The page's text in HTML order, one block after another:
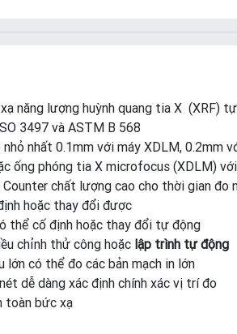
năng lượng huỳnh quang tia X (XRF)
3497 và ASTM B 568
nhất 0.1mm với máy XDLM, 0.2mm
ống phóng tia X microfocus (XDLM)
chất lượng cao cho thời gian đo
hoặc thay đổi được
thể cố định hoặc thay đổi tự động
chỉnh thử công hoặc lập trình tự động
lớn có thể đo các bản mạch in lớn
dễ dàng xác định chính xác vị trí đo
toàn bức xạ